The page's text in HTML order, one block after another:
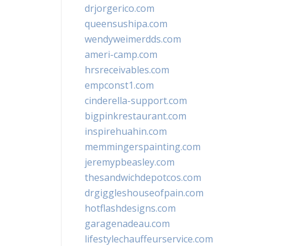
drjorgerico.com
queensushipa.com
wendyweimerdds.com
ameri-camp.com
hrsreceivables.com
empconst1.com
cinderella-support.com
bigpinkrestaurant.com
inspirehuahin.com
memmingerspainting.com
jeremypbeasley.com
thesandwichdepotcos.com
drgiggleshouseofpain.com
hotflashdesigns.com
garagenadeau.com
lifestylechauffeurservice.com